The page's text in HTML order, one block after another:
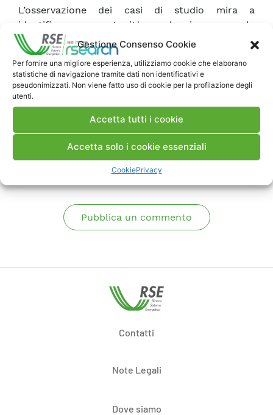
Gestione Consenso Cookie
Per fornire una migliore esperienza, utilizziamo cookie che elaborano
statistiche di navigazione tramite dati non identificativi e
pseudonimizzati. Non viene fatto uso di cookie per la profilazione degli
utenti.
Accetta tutti i cookie
Accetta solo i cookie essenziali
CookiePrivacy
L’osservazione dei casi di studio mira a
identificare opportunità e barriere per la
promozione delle CER nelle scuole, contribuendo
inoltre alla creazione di materiale didattico e
linee guida e alla creazione di contenuti utili per
lo sviluppo di un portale didattico dedicato.
Scarica Rapporto
Commenti
Pubblica un commento
Contatti
Note Legali
Dove siamo